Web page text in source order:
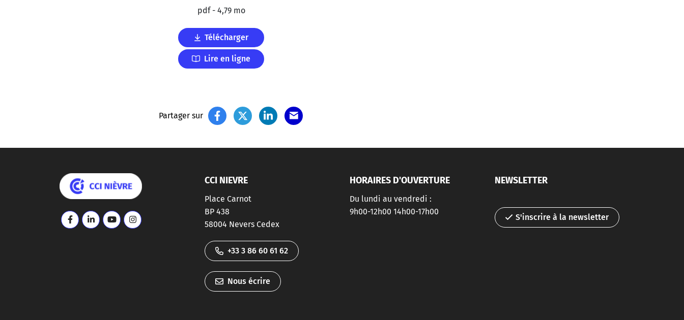
pdf - 4,79 mo
Télécharger
Lire en ligne
Partager sur
Lien vers le compte Facebook
Lien vers le compte Linkedin
Lien vers la chaîne Youtube
Lien vers le compte Instagram
CCI NIEVRE
Place Carnot
BP 438
58004 Nevers Cedex
+33 3 86 60 61 62
Nous écrire
HORAIRES D'OUVERTURE
Du lundi au vendredi :
9h00-12h00 14h00-17h00
NEWSLETTER
S'inscrire à la newsletter